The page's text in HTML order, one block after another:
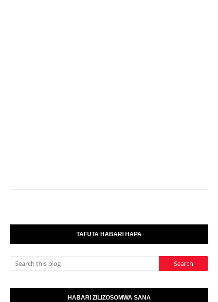
TAFUTA HABARI HAPA
HABARI ZILIZOSOMWA SANA